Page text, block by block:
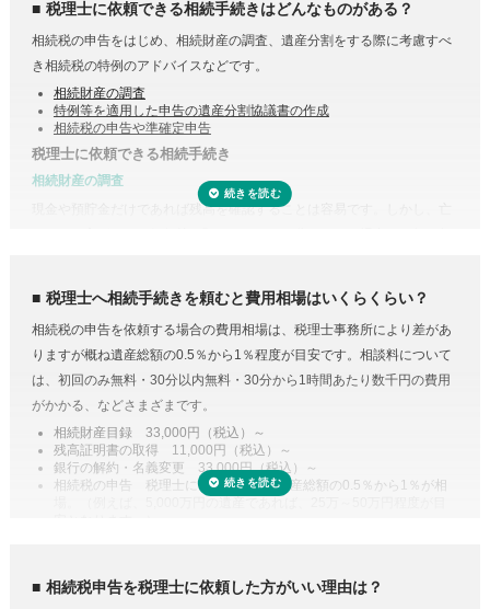
税理士に依頼できる相続手続きはどんなものがある？
相続税の申告をはじめ、相続財産の調査、遺産分割をする際に考慮すべ
き相続税の特例のアドバイスなどです。
相続財産の調査
特例等を適用した申告の遺産分割協議書の作成
相続税の申告や準確定申告
税理士に依頼できる相続手続き
相続財産の調査
現金や預貯金だけであれば残高を確認することは容易です。しかし、亡
また、株式や貴金属、不動産などは評価をする必要があります。また、
とで合わせて収集・管理が可能になり、取り直しや多く取りすぎなどの
手間・無駄が省けます。
例えば、配偶者が取得した正味の遺産額は、1億6,000万円と配偶者の法
定相続分相当額を比較してどちらか大きい金額までは相続税がかからな
相続税の申告や準確定申告
税理士へ相続手続きを頼むと費用相場はいくらくらい？
相続税の申告を依頼する場合の費用相場は、税理士事務所により差があ
りますが概ね遺産総額の0.5％から1％程度が目安です。相談料について
は、初回のみ無料・30分以内無料・30分から1時間あたり数千円の費用
がかかる、などさまざまです。
相続財産目録 33,000円（税込）～
残高証明書の取得 11,000円（税込）～
銀行の解約・名義変更 33,000円（税込）～
相続税の申告 税理士により差があり遺産総額の0.5％から1％が相
人生で数回程度の相続税申告をするためだけに、相続税に関する調べも
のや資料集めに相当の時間と労力を費やすことを考えてみると、税金の
相続税申告を税理士に依頼した方がいい理由は？